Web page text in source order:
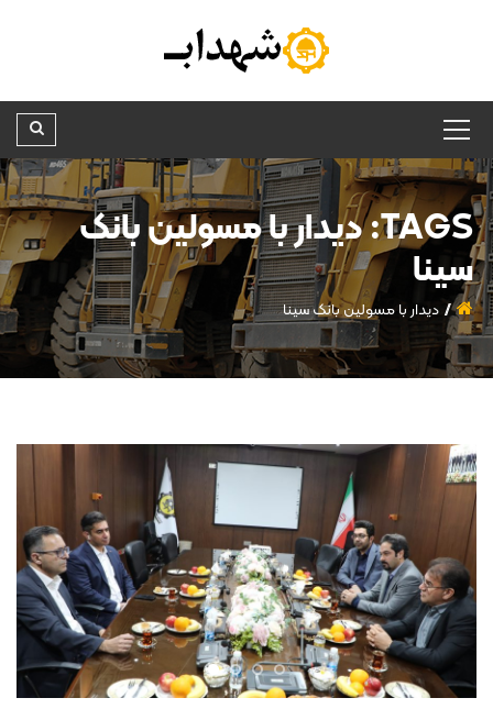
TAGS: دیدار با مسولین بانک
سینا
دیدار با مسولین بانک سینا